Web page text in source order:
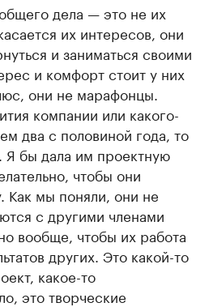
дела — это не их
их интересов, они
и заниматься своими
и комфорт стоит у них
они не марафонцы.
компании или какого-
два с половиной года, то
Я бы дала им проектную
чтобы они
Как мы поняли, они не
с другими членами
вообще, чтобы их работа
других. Это какой-то
какое-то
это творческие